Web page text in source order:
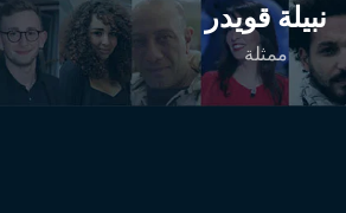
نبيلة قويدر
ممثلة